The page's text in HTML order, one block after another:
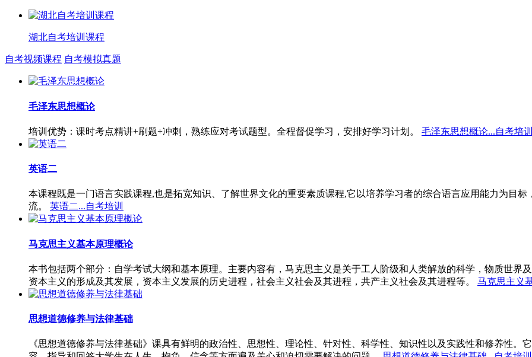
湖北自考培训课程
自考视频课程 自考模拟真题
毛泽东思想概论
培训优势：课时考点精讲+刷题+冲刺，熟练应对考试题型。全程督促学习，安排好学习计划。 毛泽东思想概论...自考培训
英语二
本课程既是一门语言实践课程,也是拓宽知识、了解世界文化的重要素质课程,它以培养学习者的综合语言应用能力为目
流。
英语二...自考培训
马克思主义基本原理概论
本书包括两个部分：自学考试大纲和基本原理。主要内容有，马克思主义是关于工人阶级和人类解放的科学，物质世界
资本主义的形成及其发展，资本主义发展的历史进程，社会主义社会及其进程，共产主义社会及其进程等。
马克思主义
思想道德修养与法律基础
《思想道德修养与法律基础》课具有鲜明的政治性、思想性、理论性、针对性、科学性、知识性以及实践性和修养性。